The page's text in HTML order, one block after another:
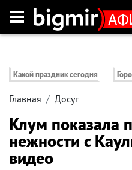
Какой праздник сегодня
Главная Досуг
Клум показала
нежности с
видео